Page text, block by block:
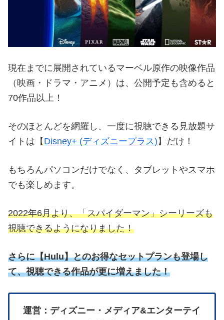
現在までに展開されているマーベル原作の映像作品
（映画・ドラマ・アニメ）は、公開予定も含めると
70作品以上！
そのほとんどを網羅し、一度に視聴できる見放題サ
イトは【 Disney+ (ディズニープラス) 】だけ！
もちろんパソコンだけでなく、タブレットやスマホ
でも楽しめます。
2022年6月より、「スパイダーマン」シーリーズも
視聴できるようになりました！
さらに【Hulu】とのお得なセットプランも登場し
て、視聴できる作品が更に増えました！
運営：ディズニー・メディア&エンターテイ